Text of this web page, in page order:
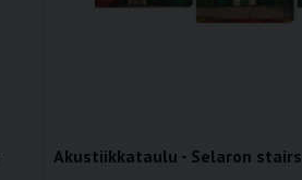
Akustiikkataulu - Selaron stairs